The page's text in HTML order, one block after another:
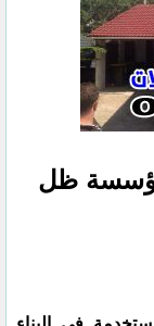
مؤسسة ظل